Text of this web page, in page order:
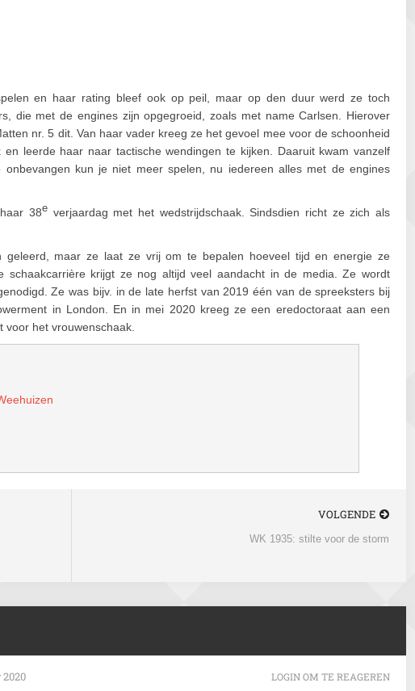
en haar rating bleef ook op peil, maar op den duur werd ze toch
die met de engines zijn opgegroeid, zoals met name Carlsen. Hierover
nr. 5 dit. Van haar vader kreeg ze het gevoel mee voor de schoonheid
leerde haar naar tactische wendingen te kijken. Daaruit kwam vanzelf
kun je niet meer spelen, nu iedereen alles met de engines
38e verjaardag met het wedstrijdschaak. Sindsdien richt ze zich als
geleerd, maar ze laat ze vrij om te bepalen hoeveel tijd en energie ze
schaakcarrière krijgt ze nog altijd veel aandacht in de media. Ze wordt
Ze was bijv. in de late herfst van 2019 één van de spreeksters bij
in London. En in mei 2020 kreeg ze een eredoctoraat aan een
het vrouwenschaak.
VOLGENDE
WK 1935: stilte voor de storm
LOGIN OM TE REAGEREN